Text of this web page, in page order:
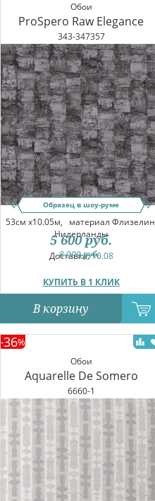
Обои
ProSpero Raw Elegance
343-347357
Образец в шоу-руме
53см x10.05м, материал
Нидерланды
Доставка:10.08
КУПИТЬ В 1 КЛИК
8 000руб.
5 600 руб.
В корзину
Обои
Aquarelle De Somero
6660-1
-36%